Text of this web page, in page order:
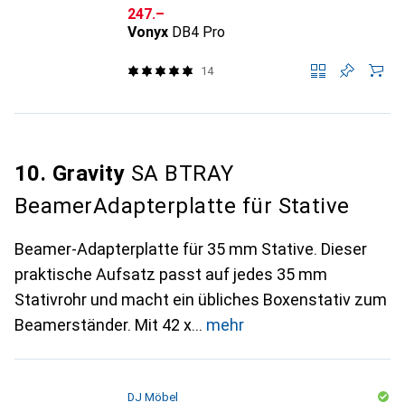
CHF
247.–
Vonyx DB4 Pro
14
10. Gravity SA BTRAY
BeamerAdapterplatte für Stative
Beamer-Adapterplatte für 35 mm Stative. Dieser
praktische Aufsatz passt auf jedes 35 mm
Stativrohr und macht ein übliches Boxenstativ zum
Beamerständer. Mit 42 x
mehr
DJ Möbel